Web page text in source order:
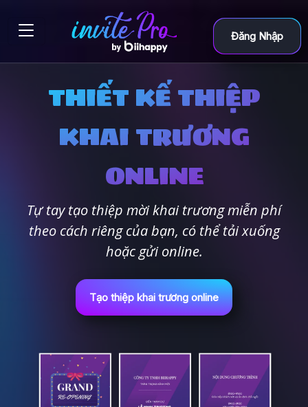
Đăng Nhập
THIẾT KẾ THIỆP
KHAI TRƯƠNG
ONLINE
Tự tay tạo thiệp mời khai trương miễn phí
theo cách riêng của bạn, có thể tải xuống
hoặc gửi online.
Tạo thiệp khai trương online